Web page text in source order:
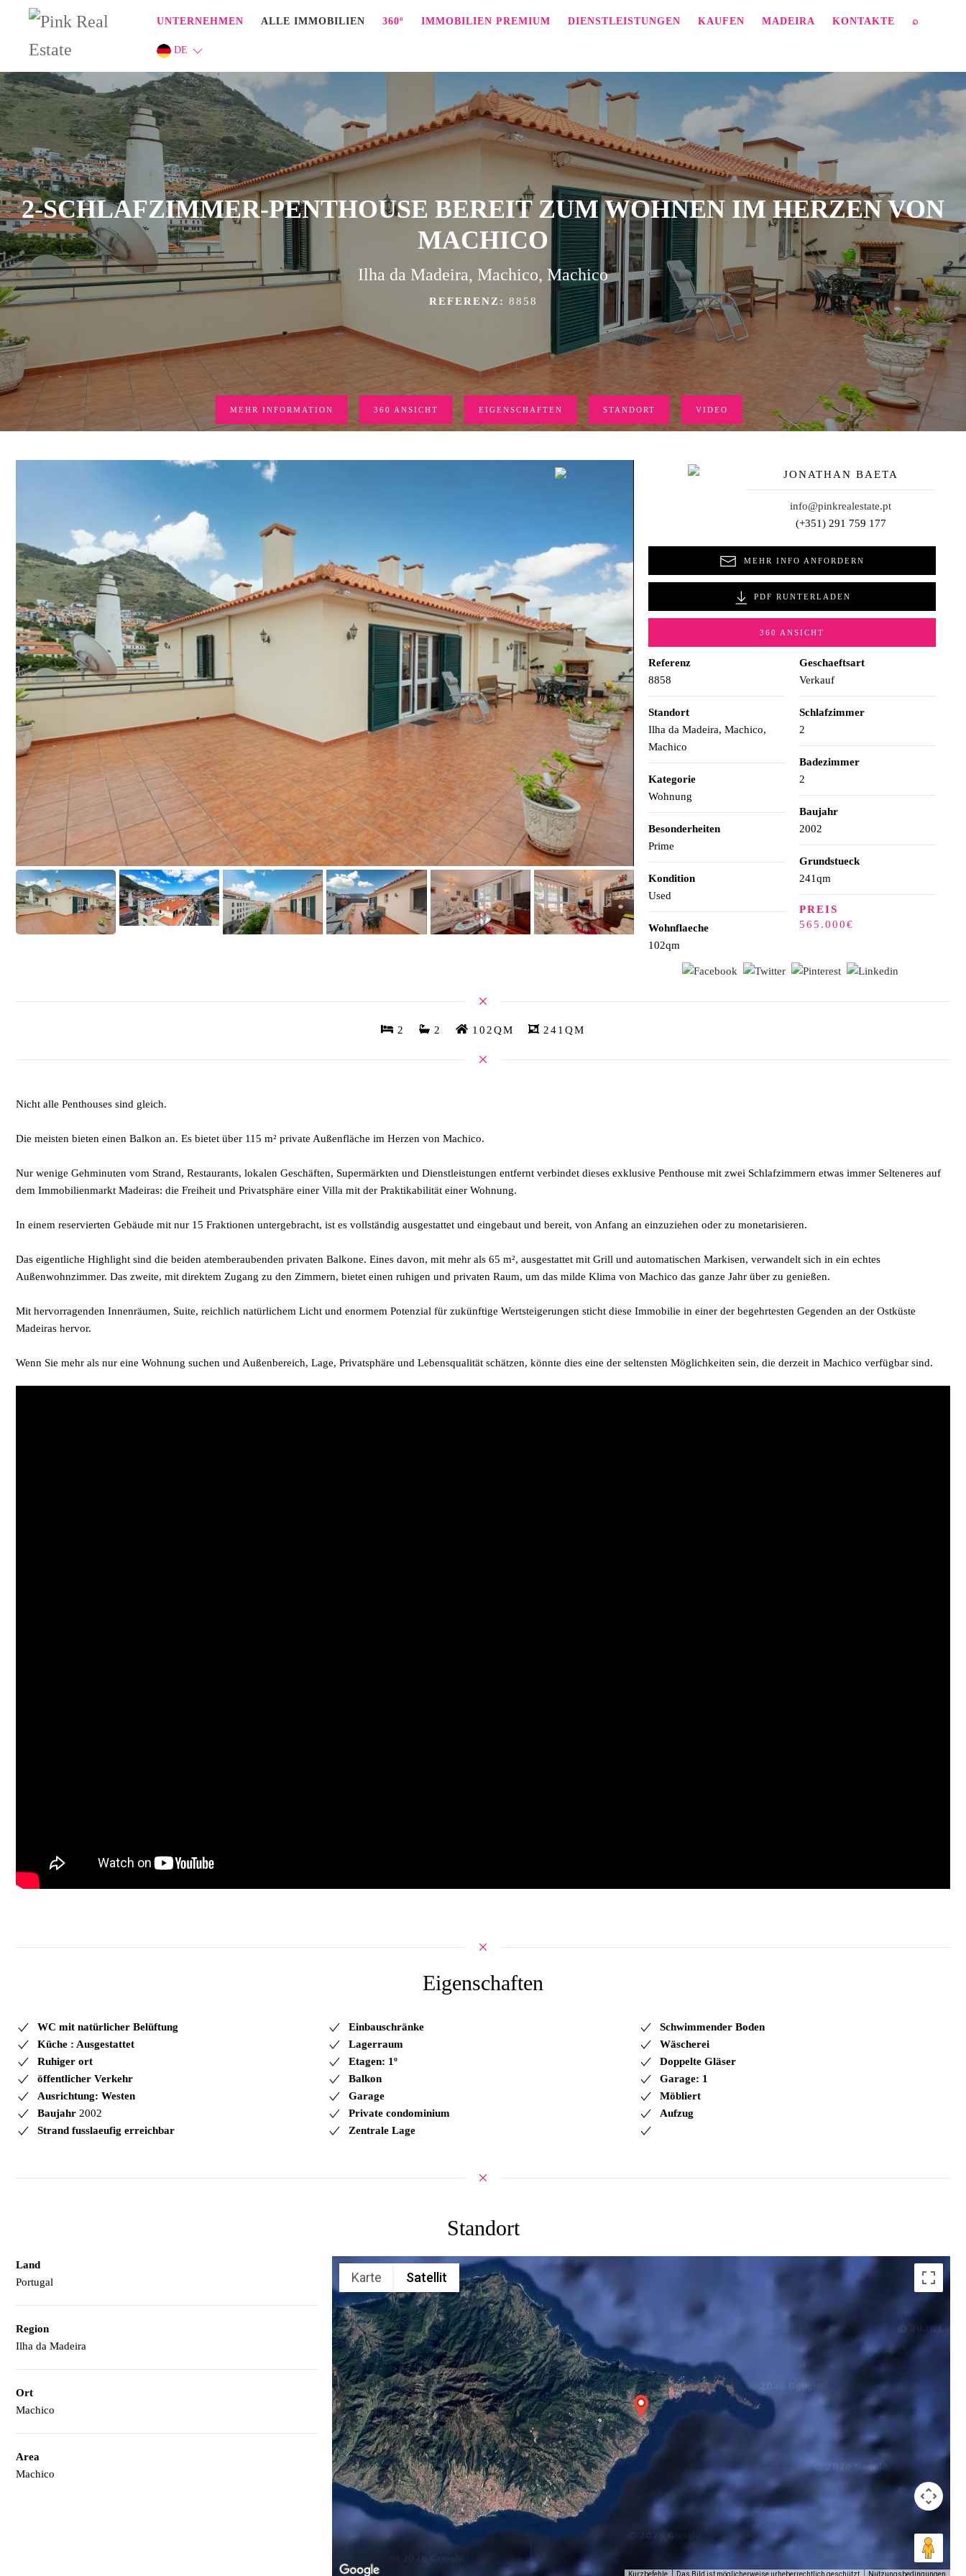
UNTERNEHMEN ALLE IMMOBILIEN 360º IMMOBILIEN PREMIUM DIENSTLEISTUNGEN KAUFEN MADEIRA KONTAKTE ⌕
DE
2-SCHLAFZIMMER-PENTHOUSE BEREIT ZUM WOHNEN IM HERZEN VON
MACHICO
Ilha da Madeira, Machico, Machico
REFERENZ: 8858
MEHR INFORMATION 360 ANSICHT EIGENSCHAFTEN STANDORT VIDEO
JONATHAN BAETA
info@pinkrealestate.pt
(+351) 291 759 177
MEHR INFO ANFORDERN
PDF RUNTERLADEN
360 ANSICHT
Referenz
8858
Standort
Ilha da Madeira, Machico,
Machico
Kategorie
Wohnung
Besonderheiten
Prime
Kondition
Used
Wohnflaeche
102qm
Geschaeftsart
Verkauf
Schlafzimmer
2
Badezimmer
2
Baujahr
2002
Grundstueck
241qm
PREIS
565.000€
2 2 102QM 241QM
Nicht alle Penthouses sind gleich.
Die meisten bieten einen Balkon an. Es bietet über 115 m² private Außenfläche im Herzen von Machico.
Nur wenige Gehminuten vom Strand, Restaurants, lokalen Geschäften, Supermärkten und Dienstleistungen entfernt verbindet dieses exklusive Penthouse mit zwei Schlafzimmern etwas immer Selteneres auf
dem Immobilienmarkt Madeiras: die Freiheit und Privatsphäre einer Villa mit der Praktikabilität einer Wohnung.
In einem reservierten Gebäude mit nur 15 Fraktionen untergebracht, ist es vollständig ausgestattet und eingebaut und bereit, von Anfang an einzuziehen oder zu monetarisieren.
Das eigentliche Highlight sind die beiden atemberaubenden privaten Balkone. Eines davon, mit mehr als 65 m², ausgestattet mit Grill und automatischen Markisen, verwandelt sich in ein echtes
Außenwohnzimmer. Das zweite, mit direktem Zugang zu den Zimmern, bietet einen ruhigen und privaten Raum, um das milde Klima von Machico das ganze Jahr über zu genießen.
Mit hervorragenden Innenräumen, Suite, reichlich natürlichem Licht und enormem Potenzial für zukünftige Wertsteigerungen sticht diese Immobilie in einer der begehrtesten Gegenden an der Ostküste
Madeiras hervor.
Wenn Sie mehr als nur eine Wohnung suchen und Außenbereich, Lage, Privatsphäre und Lebensqualität schätzen, könnte dies eine der seltensten Möglichkeiten sein, die derzeit in Machico verfügbar sind.
Eigenschaften
WC mit natürlicher Belüftung Einbauschränke
Schwimmender Boden
Küche : Ausgestattet
Lagerraum
Wäscherei
Ruhiger ort
Etagen: 1º
Doppelte Gläser
öffentlicher Verkehr
Balkon
Garage: 1
Ausrichtung: Westen
Garage
Möbliert
Baujahr 2002 Private condominium
Aufzug
Strand fusslaeufig erreichbar
Zentrale Lage
Standort
Land
Portugal
Region
Ilha da Madeira
Ort
Machico
Area
Machico
Karte Satellit
Kurzbefehle Das Bild ist möglicherweise urheberrechtlich geschützt Nutzungsbedingungen